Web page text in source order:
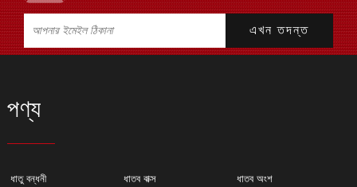
পণ্য
ধাতু বন্ধনী ধাতব বাক্স ধাতব অংশ